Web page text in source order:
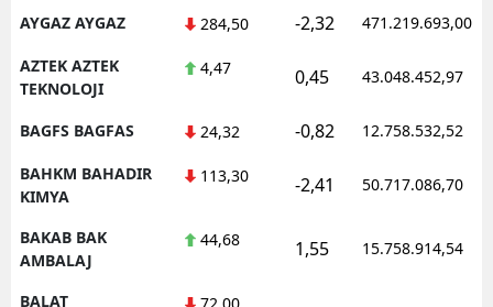
AYGAZ AYGAZ 284,50 -2,32 471.219.693,00
AZTEK AZTEK
TEKNOLOJI
4,47 0,45 43.048.452,97
BAGFS BAGFAS 24,32 -0,82 12.758.532,52
BAHKM BAHADIR
KIMYA
113,30 -2,41 50.717.086,70
BAKAB BAK
AMBALAJ
44,68 1,55 15.758.914,54
BALAT
72,00